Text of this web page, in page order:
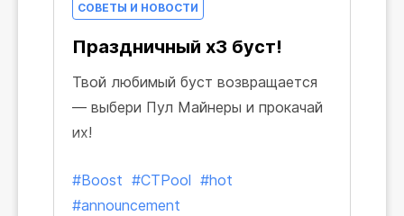
СОВЕТЫ И НОВОСТИ
Праздничный x3 буст!
Твой любимый буст возвращается
— выбери Пул Майнеры и прокачай
их!
#Boost #CTPool #hot
#announcement